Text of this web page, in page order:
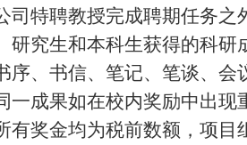
司特聘教授完成聘期任务之
研究生和本科生获得的科
序、书信、笔记、笔谈、会
一成果如在校内奖励中出现
有奖金均为税前数额，项目